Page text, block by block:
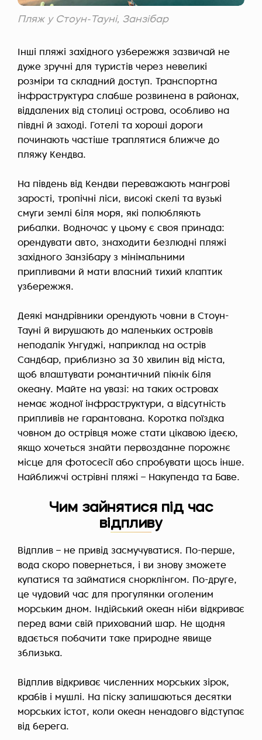
Пляж у Стоун-Тауні, Занзібар
Інші пляжі західного узбережжя зазвичай не
дуже зручні для туристів через невеликі
розміри та складний доступ. Транспортна
інфраструктура слабше розвинена в районах,
віддалених від столиці острова, особливо на
півдні й заході. Готелі та хороші дороги
починають частіше траплятися ближче до
пляжу Кендва.
На південь від Кендви переважають мангрові
зарості, тропічні ліси, високі скелі та вузькі
смуги землі біля моря, які полюбляють
рибалки. Водночас у цьому є своя принада:
орендувати авто, знаходити безлюдні пляжі
західного Занзібару з мінімальними
припливами й мати власний тихий клаптик
узбережжя.
Деякі мандрівники орендують човни в Стоун-
Тауні й вирушають до маленьких островів
неподалік Унгуджі, наприклад на острів
Сандбар, приблизно за 30 хвилин від міста,
щоб влаштувати романтичний пікнік біля
океану. Майте на увазі: на таких островах
немає жодної інфраструктури, а відсутність
припливів не гарантована. Коротка поїздка
човном до острівця може стати цікавою ідеєю,
якщо хочеться знайти первозданне порожнє
місце для фотосесії або спробувати щось інше.
Найближчі острівні пляжі – Накупенда та Баве.
Чим зайнятися під час
відпливу
Відплив – не привід засмучуватися. По-перше,
вода скоро повернеться, і ви знову зможете
купатися та займатися снорклінгом. По-друге,
це чудовий час для прогулянки оголеним
морським дном. Індійський океан ніби відкриває
перед вами свій прихований шар. Не щодня
вдається побачити таке природне явище
зблизька.
Відплив відкриває численних морських зірок,
крабів і мушлі. На піску залишаються десятки
морських істот, коли океан ненадовго відступає
від берега.